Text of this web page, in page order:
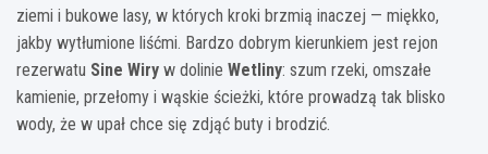
ziemi i bukowe lasy, w których kroki brzmią inaczej — miękko,
jakby wytłumione liśćmi. Bardzo dobrym kierunkiem jest rejon
rezerwatu Sine Wiry w dolinie Wetliny: szum rzeki, omszałe
kamienie, przełomy i wąskie ścieżki, które prowadzą tak blisko
wody, że w upał chce się zdjąć buty i brodzić.